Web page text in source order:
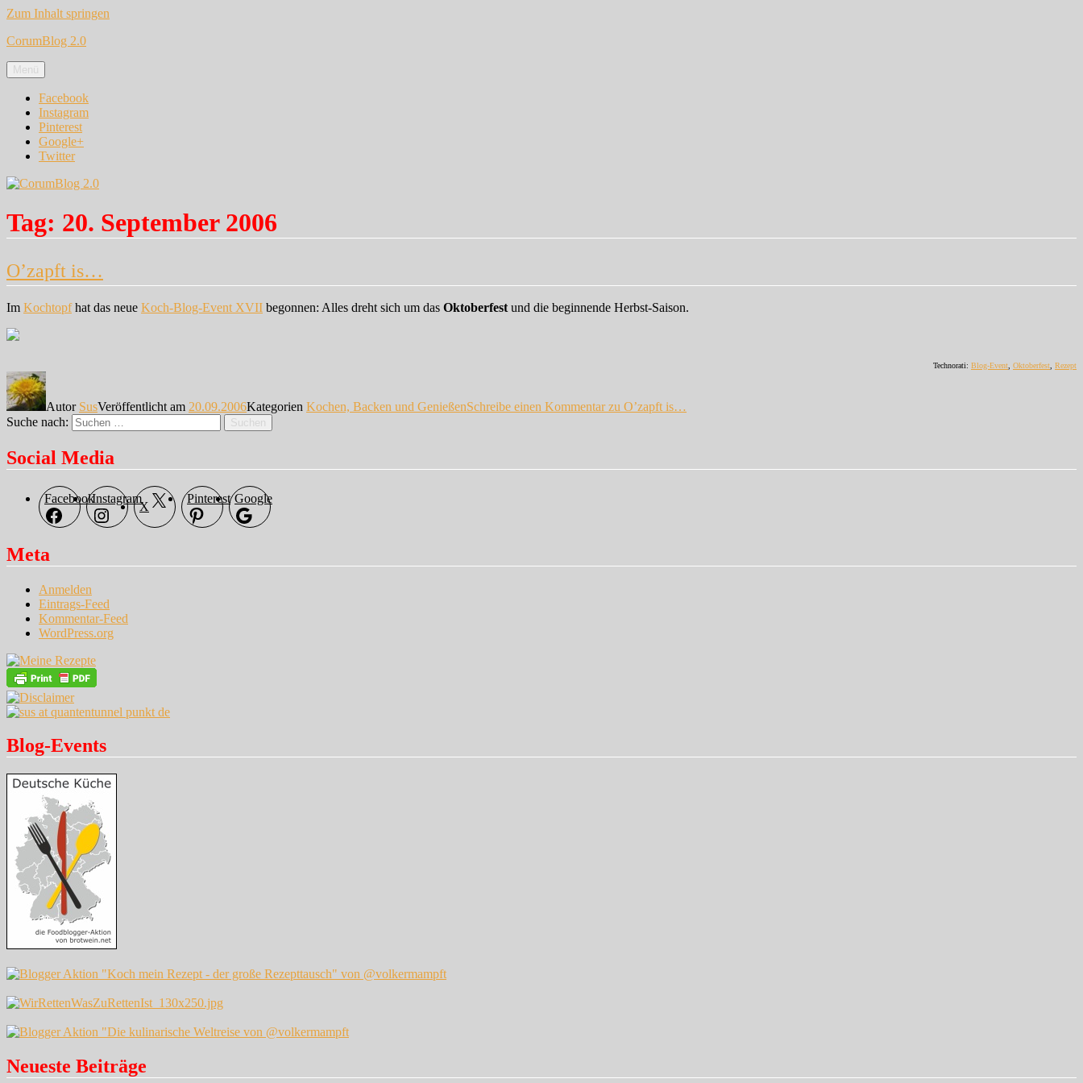
Zum Inhalt springen
CorumBlog 2.0
Menü
Facebook
Instagram
Pinterest
Google+
Twitter
Tag: 20. September 2006
O’zapft is…
Im Kochtopfhat das neue Koch-Blog-Event XVII begonnen: Alles dreht sich um das Oktoberfest und die beginnende Herbst-Saison.
Technorati: Blog-Event Oktoberfest Rezept
Autor SusVeröffentlicht am 20.09.2006Kategorien Kochen, Backen und GenießenSchreibe einen Kommentarzu O’zapft is…
Suche nach:
Suchen
Social Media
FacebookInstagram
X
Pinterest Google
Meta
Anmelden
Eintrags-Feed
Kommentar-Feed
WordPress.org
Blog-Events
Neueste Beiträge